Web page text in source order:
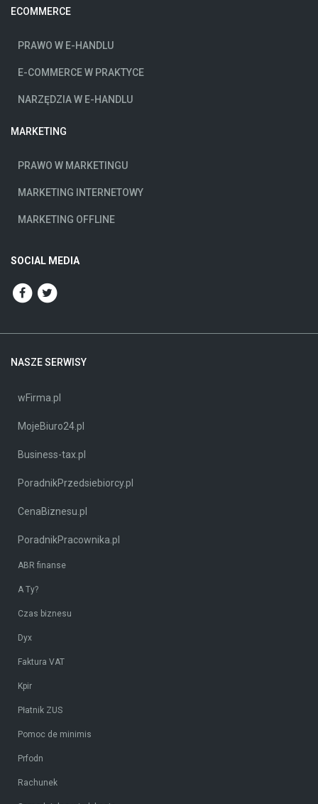
ECOMMERCE
PRAWO W E-HANDLU
E-COMMERCE W PRAKTYCE
NARZĘDZIA W E-HANDLU
MARKETING
PRAWO W MARKETINGU
MARKETING INTERNETOWY
MARKETING OFFLINE
SOCIAL MEDIA
NASZE SERWISY
wFirma.pl
MojeBiuro24.pl
Business-tax.pl
PoradnikPrzedsiebiorcy.pl
CenaBiznesu.pl
PoradnikPracownika.pl
ABR finanse
A Ty?
Czas biznesu
Dyx
Faktura VAT
Kpir
Płatnik ZUS
Pomoc de minimis
Prfodn
Rachunek